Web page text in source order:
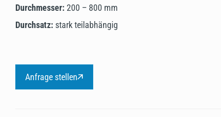
Durchmesser: 200 – 800 mm
Durchsatz: stark teilabhängig
Anfrage stellen